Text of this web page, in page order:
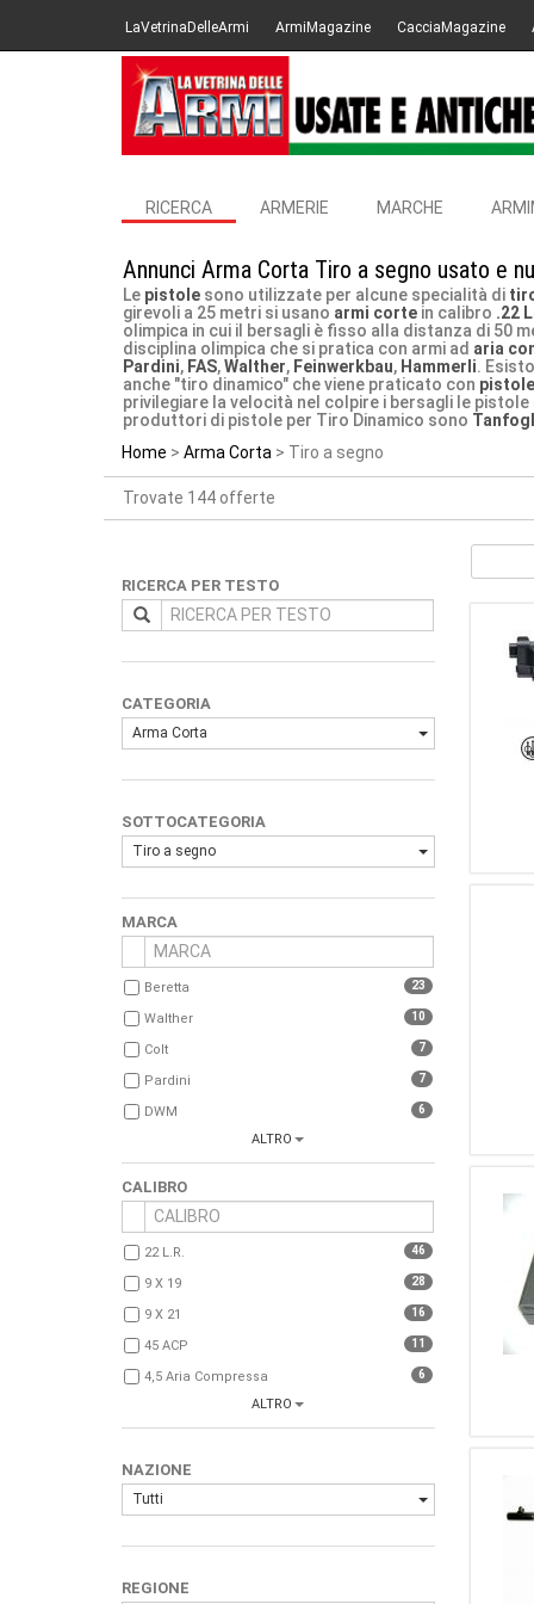
LaVetrinaDelleArmi ArmiMagazine CacciaMagazine
RICERCA ARMERIE MARCHE
Annunci Arma Corta Tiro a segno usato e
Le pistole sono utilizzate per alcune specialità di
girevoli a 25 metri si usano armi corte in calibro .22
olimpica in cui il bersagli è fisso alla distanza di 50
disciplina olimpica che si pratica con armi ad aria
Pardini, FAS,Walther, Feinwerkbau, Hammerli.
anche "tiro dinamico" che viene praticato con
privilegiare la velocità nel colpire i bersagli le
produttori di pistole per Tiro Dinamico sono
Home
Arma Corta Tiro a segno
Trovate 144 offerte
RICERCA PER TESTO
CATEGORIA
Arma Corta
SOTTOCATEGORIA
Tiro a segno
MARCA
Beretta 23
Walther 10
Colt 7
Pardini 7
DWM 6
Mauser 5
Tanfoglio 5
High Standard 2
Smith & Wesson 2
Umarex 2
ALTRO
CALIBRO
22 L.r. 46
9 X 19 28
9 X 21 16
45 ACP 11
4,5 Aria Compressa 6
7,65 PARABELLUM
32 S & W
357 Magnum 2
7,65 Para (30 Luger)
ALTRO
NAZIONE
Tutti
REGIONE